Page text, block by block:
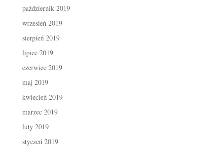
październik 2019
wrzesień 2019
sierpień 2019
lipiec 2019
czerwiec 2019
maj 2019
kwiecień 2019
marzec 2019
luty 2019
styczeń 2019